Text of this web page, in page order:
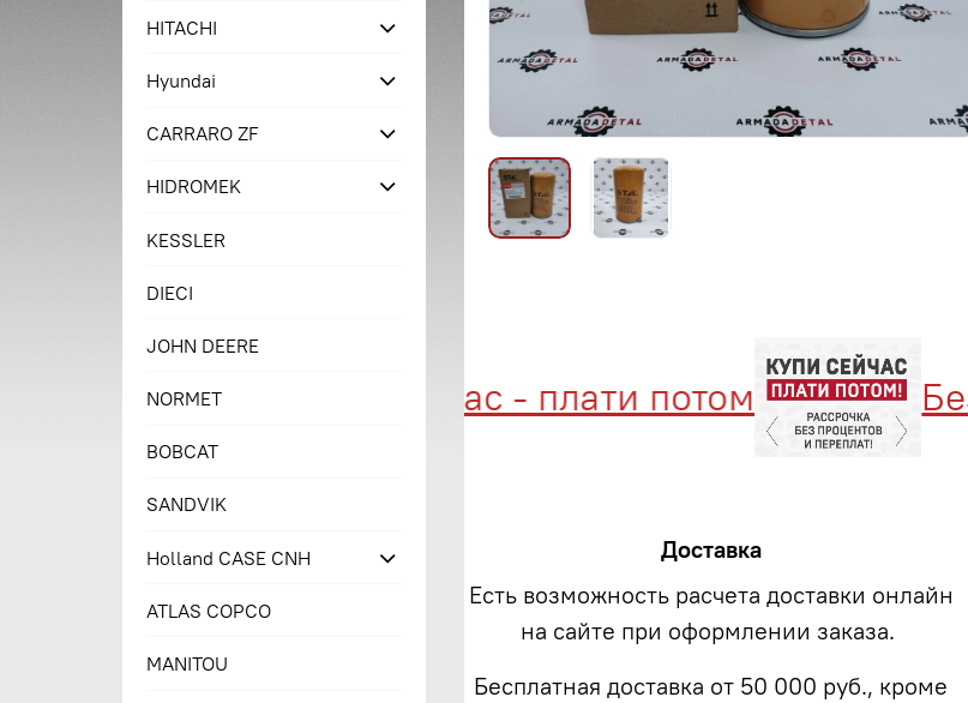
Купи сейчас - плати потом Без
Доставка
Есть возможность расчета доставки онлайн
на сайте при оформлении заказа.
Бесплатная доставка от 50 000 руб., кроме
HITACHI
Hyundai
CARRARO ZF
HIDROMEK
KESSLER
DIECI
JOHN DEERE
NORMET
BOBCAT
SANDVIK
Holland CASE CNH
ATLAS COPCO
MANITOU